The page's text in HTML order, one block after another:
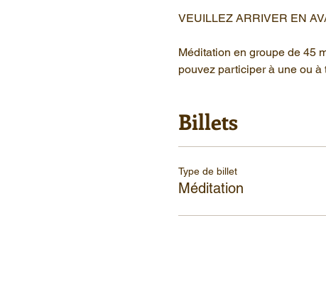
VEUILLEZ ARRIVER EN
Méditation en groupe de 45
pouvez participer à une ou
Billets
Type de billet
Méditation